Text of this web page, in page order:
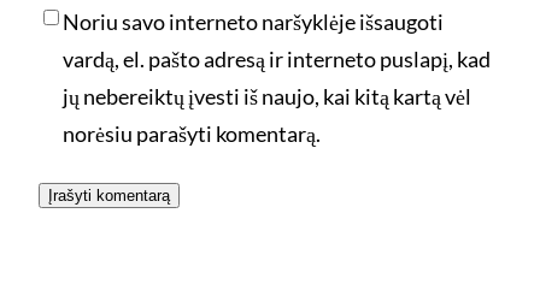
Noriu savo interneto naršyklėje išsaugoti
vardą, el. pašto adresą ir interneto puslapį, kad
jų nebereiktų įvesti iš naujo, kai kitą kartą vėl
norėsiu parašyti komentarą.